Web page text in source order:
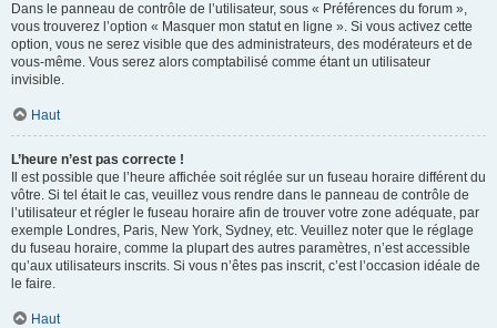
Dans le panneau de contrôle de l’utilisateur, sous « Préférences du forum »,
vous trouverez l’option « Masquer mon statut en ligne ». Si vous activez cette
option, vous ne serez visible que des administrateurs, des modérateurs et de
vous-même. Vous serez alors comptabilisé comme étant un utilisateur
invisible.
Haut
L’heure n’est pas correcte !
Il est possible que l’heure affichée soit réglée sur un fuseau horaire différent du
vôtre. Si tel était le cas, veuillez vous rendre dans le panneau de contrôle de
l’utilisateur et régler le fuseau horaire afin de trouver votre zone adéquate, par
exemple Londres, Paris, New York, Sydney, etc. Veuillez noter que le réglage
du fuseau horaire, comme la plupart des autres paramètres, n’est accessible
qu’aux utilisateurs inscrits. Si vous n’êtes pas inscrit, c’est l’occasion idéale de
le faire.
Haut